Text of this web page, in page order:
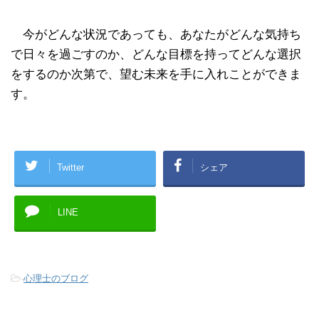
今がどんな状況であっても、あなたがどんな気持ち
で日々を過ごすのか、どんな目標を持ってどんな選択
をするのか次第で、望む未来を手に入れことができま
す。
Twitter シェア
LINE
-心理士のブログ